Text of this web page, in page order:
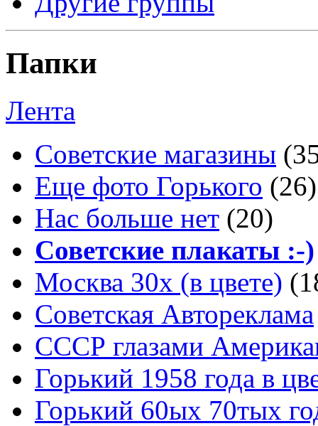
Папки
Лента
Советские магазины
Еще фото Горького (26)
Нас больше нет (20)
Советские плакаты :-)
Москва 30x (в цвете)
Советская Автореклама
СССР глазами
Горький 1958 года в
Горький 60ых 70тых